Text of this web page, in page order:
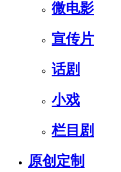
微电影
宣传片
话剧
小戏
栏目剧
原创定制